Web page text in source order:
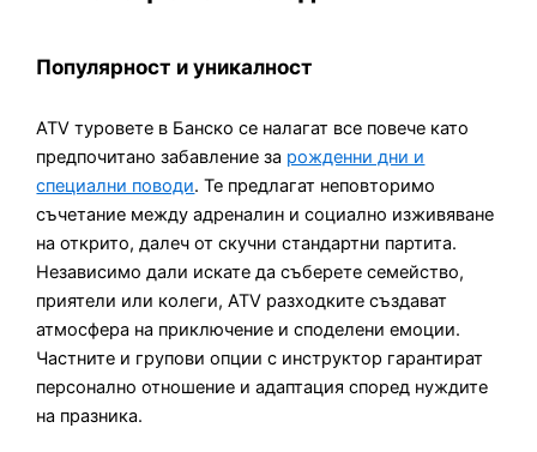
Популярност и уникалност
ATV туровете в Банско се налагат все повече като
предпочитано забавление за рожденни дни и
специални поводи. Те предлагат неповторимо
съчетание между адреналин и социално изживяване
на открито, далеч от скучни стандартни партита.
Независимо дали искате да съберете семейство,
приятели или колеги, ATV разходките създават
атмосфера на приключение и споделени емоции.
Частните и групови опции с инструктор гарантират
персонално отношение и адаптация според нуждите
на празника.